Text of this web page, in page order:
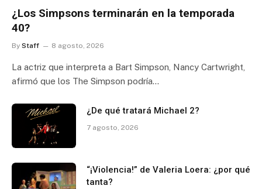
¿Los Simpsons terminarán en la temporada
40?
By Staff 8 agosto, 2026
La actriz que interpreta a Bart Simpson, Nancy Cartwright,
afirmó que los The Simpson podría…
¿De qué tratará Michael 2?
7 agosto, 2026
“¡Violencia!” de Valeria Loera: ¿por qué
tanta?